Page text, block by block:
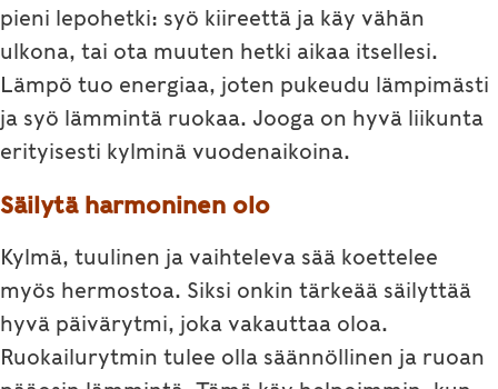
pieni lepohetki: syö kiireettä ja käy vähän
ulkona, tai ota muuten hetki aikaa itsellesi.
Lämpö tuo energiaa, joten pukeudu lämpimästi
ja syö lämmintä ruokaa. Jooga on hyvä liikunta
erityisesti kylminä vuodenaikoina.
Säilytä harmoninen olo
Kylmä, tuulinen ja vaihteleva sää koettelee
myös hermostoa. Siksi onkin tärkeää säilyttää
hyvä päivärytmi, joka vakauttaa oloa.
Ruokailurytmin tulee olla säännöllinen ja ruoan